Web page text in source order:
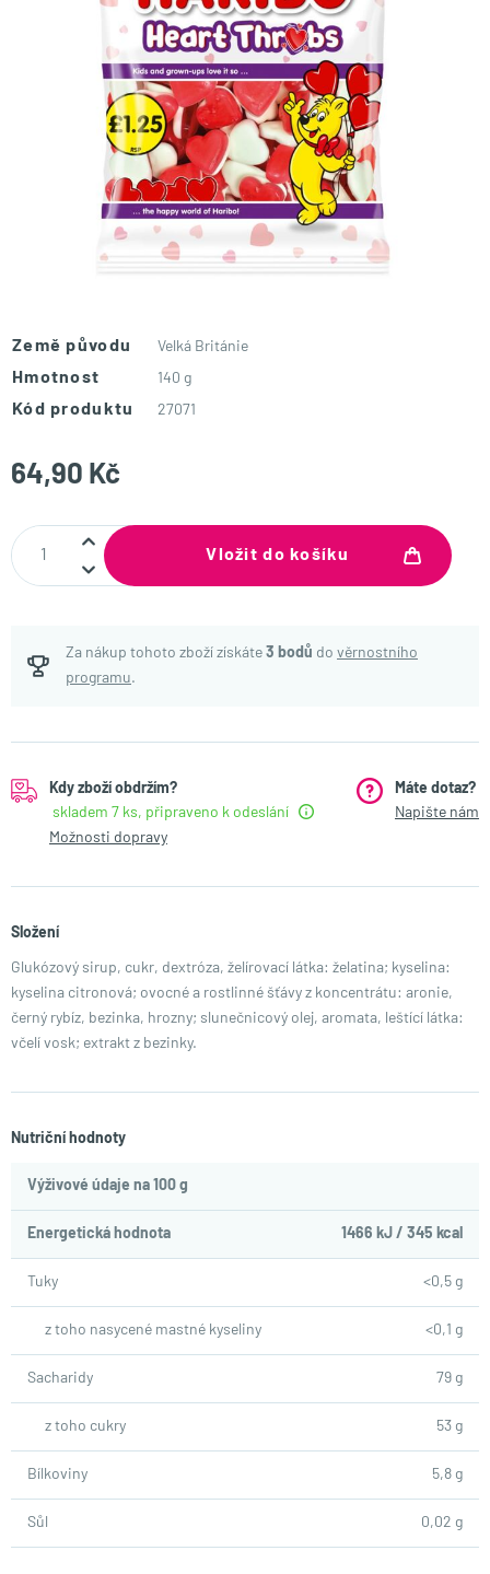
Země původu Velká Británie
Hmotnost 140 g
Kód produktu 27071
64,90 Kč
Vložit do košíku
Za nákup tohoto zboží získáte 3 bodů do věrnostního
programu.
Kdy zboží obdržím?
skladem 7 ks, připraveno k odeslání
Možnosti dopravy
Máte dotaz?
Napište nám
Složení
Glukózový sirup, cukr, dextróza, želírovací látka: želatina; kyselina:
kyselina citronová; ovocné a rostlinné šťávy z koncentrátu: aronie,
černý rybíz, bezinka, hrozny; slunečnicový olej, aromata, leštící látka:
včelí vosk; extrakt z bezinky.
Nutriční hodnoty
Výživové údaje na 100 g
Energetická hodnota 1466 kJ / 345 kcal
Tuky <0,5 g
z toho nasycené mastné kyseliny <0,1 g
Sacharidy 79 g
z toho cukry 53 g
Bílkoviny 5,8 g
Sůl 0,02 g